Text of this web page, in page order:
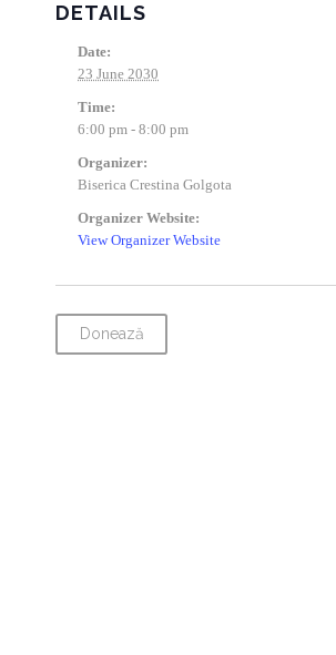
DETAILS
Date:
23 June 2030
Time:
6:00 pm - 8:00 pm
Organizer:
Biserica Crestina Golgota
Organizer Website:
View Organizer Website
Donează